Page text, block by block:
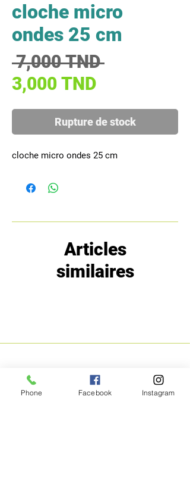
cloche micro
ondes 25 cm
7,000 TND Prix original
3,000 TNDPrix
Rupture de stock
cloche micro ondes 25 cm
Articles
similaires
MENU
Boutique
POLITIQUE
Expéditions et
Phone Facebook Instagram